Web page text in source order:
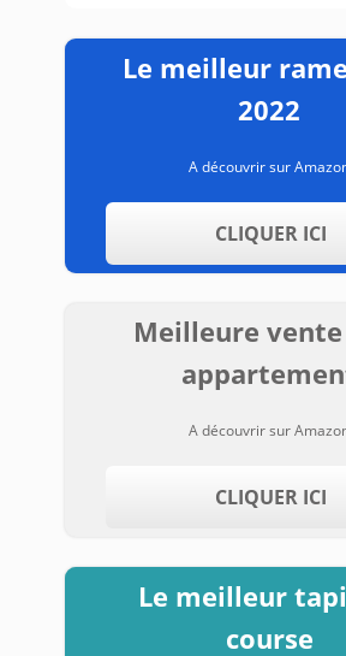
Le meilleur
2022
A découvrir sur
CLIQUER ICI
Meilleure
A découvrir sur
CLIQUER ICI
Le meilleur
course